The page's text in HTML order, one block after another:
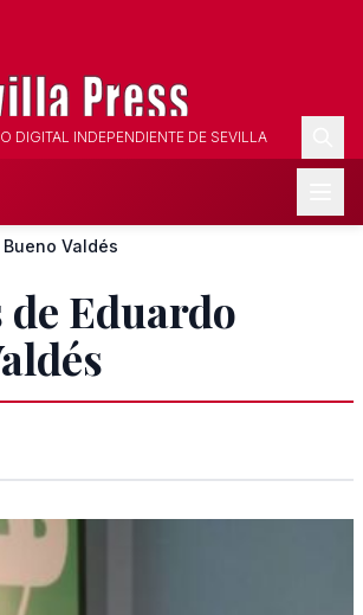
DIGITAL INDEPENDIENTE DE SEVILLA
Bueno Valdés
Eduardo